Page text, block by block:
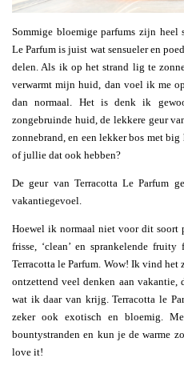
Sommige bloemige parfums zijn heel
Le Parfum is juist wat sensueler en
delen. Als ik op het strand lig te
verwarmt mijn huid, dan voel ik me
dan normaal. Het is denk ik
zongebruinde huid, de lekkere geur
zonnebrand, en een lekker bos met
of jullie dat ook hebben?
De geur van Terracotta Le Parfum
vakantiegevoel.
Hoewel ik normaal niet voor dit soort
frisse, ‘clean’ en sprankelende
Terracotta le Parfum. Wow! Ik vind het
ontzettend veel denken aan
wat ik daar van krijg. Terracotta le
zeker ook exotisch en bloemig.
bountystranden en kun je de warme
love it!